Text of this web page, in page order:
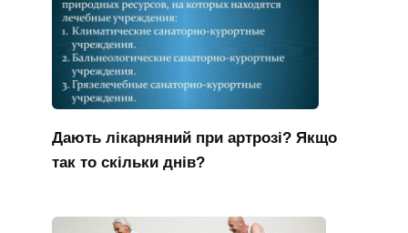
Дають лікарняний при артрозі? Якщо
так то скільки днів?